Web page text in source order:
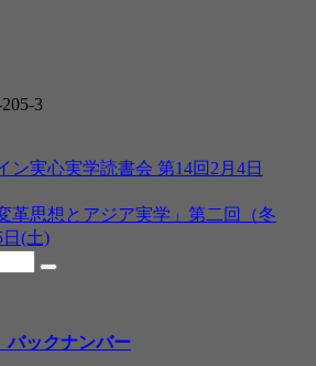
3
ン実心実学読書会 第14回2月4日
革思想とアジア実学」第二回（冬
日(土)
検
バックナンバー